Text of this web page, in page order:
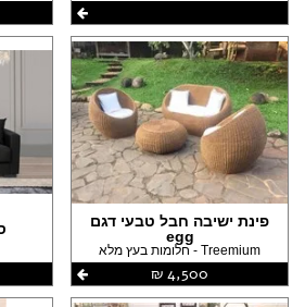
פינת ישיבה חבל טבעי דגם
egg
Treemium - חלומות בעץ מלא
4,500 ‏₪